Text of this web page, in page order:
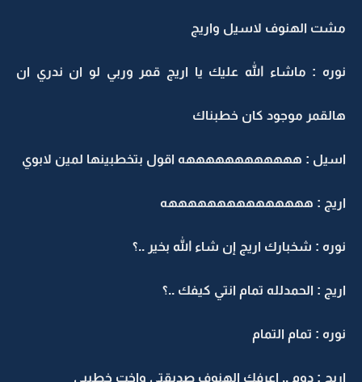
مشت الهنوف لاسيل واريج
نوره : ماشاء الله عليك يا اريج قمر وربي لو ان ندري ان
هالقمر موجود كان خطبناك
اسيل : ههههههههههههه اقول بتخطبينها لمين لابوي
اريج : هههههههههههههههه
نوره : شخبارك اريج إن شاء الله بخير ..؟
اريج : الحمدلله تمام انتي كيفك ..؟
نوره : تمام التمام
اريج : دوم .. اعرفك الهنوف صديقتي واخت خطيبي